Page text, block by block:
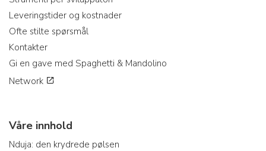
Leveringstider og kostnader
Ofte stilte spørsmål
Kontakter
Gi en gave med Spaghetti & Mandolino
Network
Våre innhold
Nduja: den krydrede pølsen